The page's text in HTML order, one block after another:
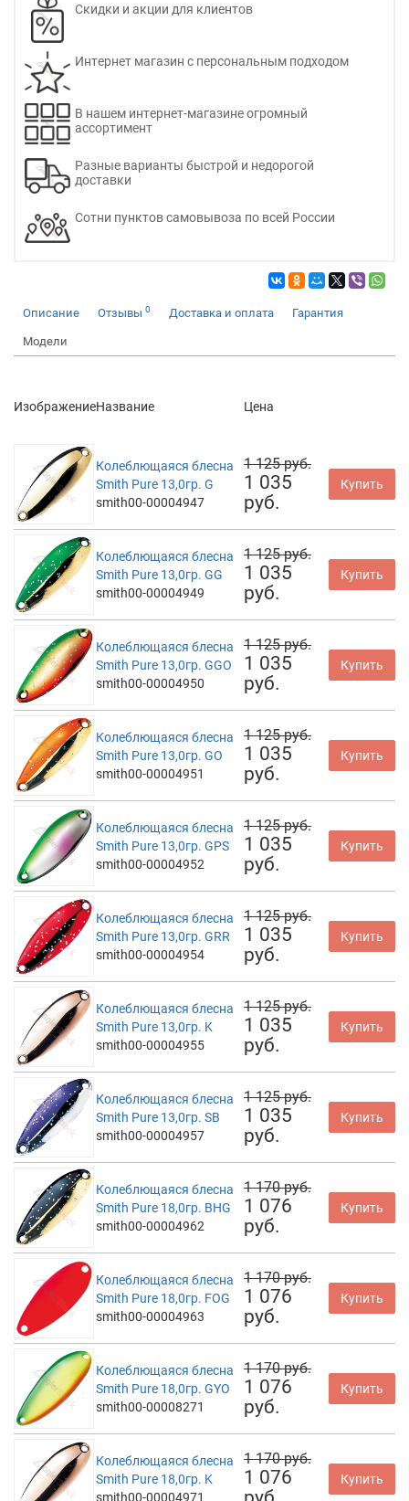
Скидки и акции для клиентов
Интернет магазин с персональным подходом
В нашем интернет-магазине огромный
ассортимент
Разные варианты быстрой и недорогой
доставки
Сотни пунктов самовывоза по всей России
Описание Отзывы 0 Доставка и оплата Гарантия
Модели
ИзображениеНазвание Цена
Колеблющаяся блесна
Smith Pure 13,0гр. G
smith00-00004947
1 125 руб.
1 035
руб.
Купить
Колеблющаяся блесна
Smith Pure 13,0гр. GG
smith00-00004949
1 125 руб.
1 035
руб.
Купить
Колеблющаяся блесна
Smith Pure 13,0гр. GGO
smith00-00004950
1 125 руб.
1 035
руб.
Купить
Колеблющаяся блесна
Smith Pure 13,0гр. GO
smith00-00004951
1 125 руб.
1 035
руб.
Купить
Колеблющаяся блесна
Smith Pure 13,0гр. GPS
smith00-00004952
1 125 руб.
1 035
руб.
Купить
Колеблющаяся блесна
Smith Pure 13,0гр. GRR
smith00-00004954
1 125 руб.
1 035
руб.
Купить
Колеблющаяся блесна
Smith Pure 13,0гр. K
smith00-00004955
1 125 руб.
1 035
руб.
Купить
Колеблющаяся блесна
Smith Pure 13,0гр. SB
smith00-00004957
1 125 руб.
1 035
руб.
Купить
Колеблющаяся блесна
Smith Pure 18,0гр. BHG
smith00-00004962
1 170 руб.
1 076
руб.
Купить
Колеблющаяся блесна
Smith Pure 18,0гр. FOG
smith00-00004963
1 170 руб.
1 076
руб.
Купить
Колеблющаяся блесна
Smith Pure 18,0гр. GYO
smith00-00008271
1 170 руб.
1 076
руб.
Купить
Колеблющаяся блесна
Smith Pure 18,0гр. K
smith00-00004971
1 170 руб.
1 076
Купить